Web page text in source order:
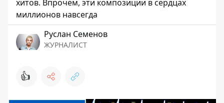
хитов. Впрочем, эти композиции в сердцах
миллионов навсегда
Руслан Семенов
ЖУРНАЛИСТ
👍